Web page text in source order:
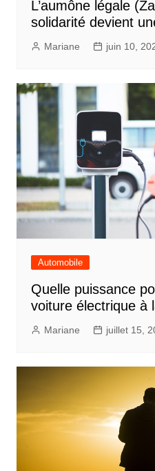
L’aumône légale
solidarité devient
Mariane juin 10,
Automobile
Quelle puissance
voiture électrique à
Mariane juillet 15,